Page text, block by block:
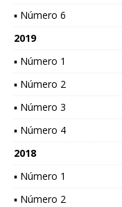
▪ Número 6
2019
▪ Número 1
▪ Número 2
▪ Número 3
▪ Número 4
2018
▪ Número 1
▪ Número 2